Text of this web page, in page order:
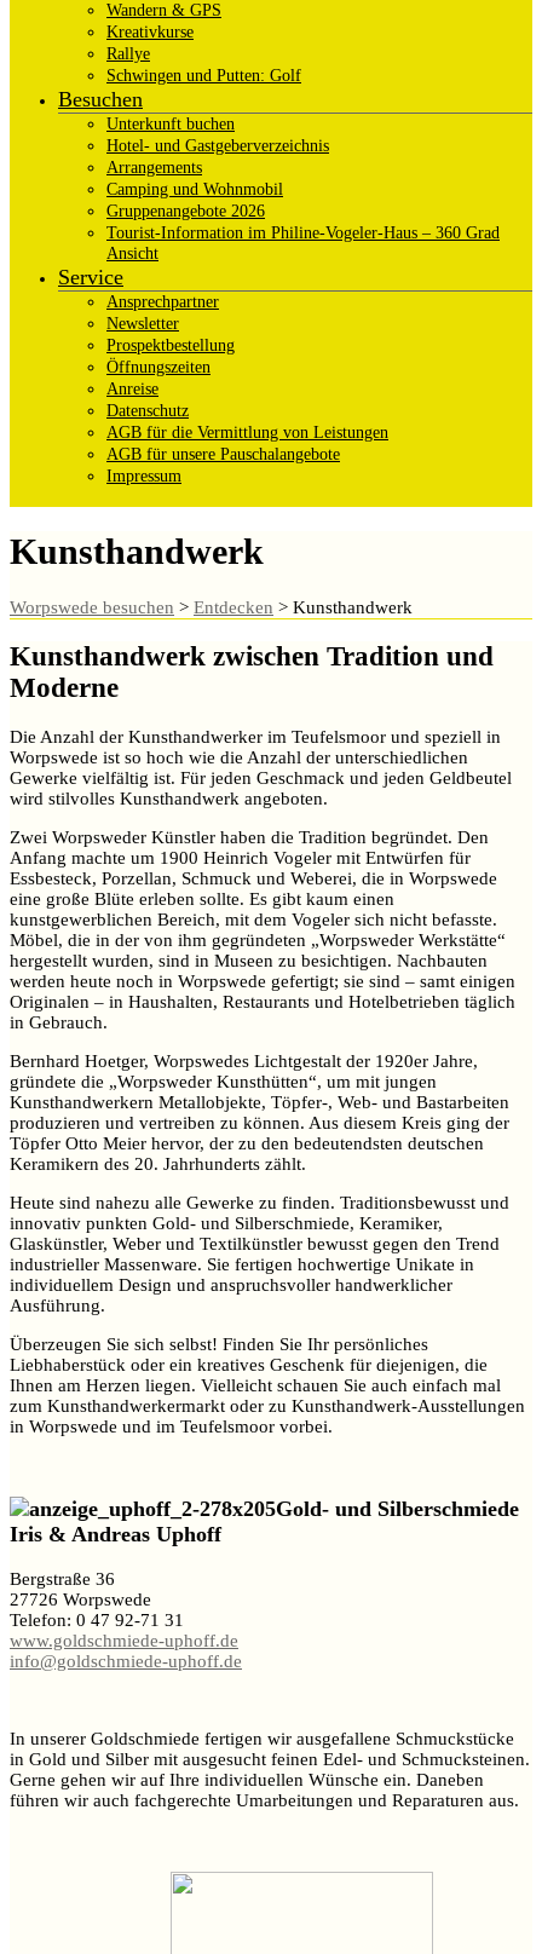
Wandern & GPS
Kreativkurse
Rallye
Schwingen und Putten: Golf
Besuchen
Unterkunft buchen
Hotel- und Gastgeberverzeichnis
Arrangements
Camping und Wohnmobil
Gruppenangebote 2026
Tourist-Information im Philine-Vogeler-Haus – 360 Grad
Ansicht
Service
Ansprechpartner
Newsletter
Prospektbestellung
Öffnungszeiten
Anreise
Datenschutz
AGB für die Vermittlung von Leistungen
AGB für unsere Pauschalangebote
Impressum
Kunsthandwerk
Worpswede besuchen > Entdecken > Kunsthandwerk
Kunsthandwerk zwischen Tradition und
Moderne
Die Anzahl der Kunsthandwerker im Teufelsmoor und speziell in
Worpswede ist so hoch wie die Anzahl der unterschiedlichen
Gewerke vielfältig ist. Für jeden Geschmack und jeden Geldbeutel
wird stilvolles Kunsthandwerk angeboten.
Zwei Worpsweder Künstler haben die Tradition begründet. Den
Anfang machte um 1900 Heinrich Vogeler mit Entwürfen für
Essbesteck, Porzellan, Schmuck und Weberei, die in Worpswede
eine große Blüte erleben sollte. Es gibt kaum einen
kunstgewerblichen Bereich, mit dem Vogeler sich nicht befasste.
Möbel, die in der von ihm gegründeten „Worpsweder Werkstätte“
hergestellt wurden, sind in Museen zu besichtigen. Nachbauten
werden heute noch in Worpswede gefertigt; sie sind – samt einigen
Originalen – in Haushalten, Restaurants und Hotelbetrieben täglich
in Gebrauch.
Bernhard Hoetger, Worpswedes Lichtgestalt der 1920er Jahre,
gründete die „Worpsweder Kunsthütten“, um mit jungen
Kunsthandwerkern Metallobjekte, Töpfer-, Web- und Bastarbeiten
produzieren und vertreiben zu können. Aus diesem Kreis ging der
Töpfer Otto Meier hervor, der zu den bedeutendsten deutschen
Keramikern des 20. Jahrhunderts zählt.
Heute sind nahezu alle Gewerke zu finden. Traditionsbewusst und
innovativ punkten Gold- und Silberschmiede, Keramiker,
Glaskünstler, Weber und Textilkünstler bewusst gegen den Trend
industrieller Massenware. Sie fertigen hochwertige Unikate in
individuellem Design und anspruchsvoller handwerklicher
Ausführung.
Überzeugen Sie sich selbst! Finden Sie Ihr persönliches
Liebhaberstück oder ein kreatives Geschenk für diejenigen, die
Ihnen am Herzen liegen. Vielleicht schauen Sie auch einfach mal
zum Kunsthandwerkermarkt oder zu Kunsthandwerk-Ausstellungen
in Worpswede und im Teufelsmoor vorbei.
Gold- und Silberschmiede
Iris & Andreas Uphoff
Bergstraße 36
27726 Worpswede
Telefon: 0 47 92-71 31
www.goldschmiede-uphoff.de
info@goldschmiede-uphoff.de
In unserer Goldschmiede fertigen wir ausgefallene Schmuckstücke
in Gold und Silber mit ausgesucht feinen Edel- und Schmucksteinen.
Gerne gehen wir auf Ihre individuellen Wünsche ein. Daneben
führen wir auch fachgerechte Umarbeitungen und Reparaturen aus.